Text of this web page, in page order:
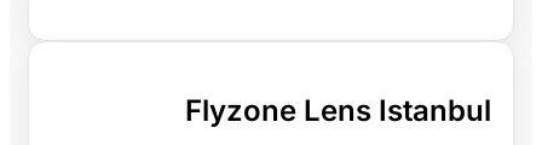
Flyzone Lens Istanbul